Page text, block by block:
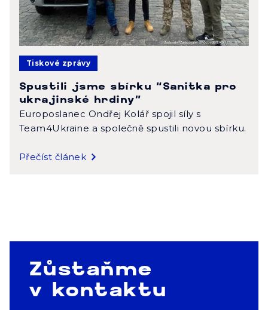
Tiskové zprávy
Spustili jsme sbírku “Sanitka pro
ukrajinské hrdiny”
Europoslanec Ondřej Kolář spojil síly s
Team4Ukraine a společně spustili novou sbírku.
Přečíst článek
Zůstaňme
v kontaktu